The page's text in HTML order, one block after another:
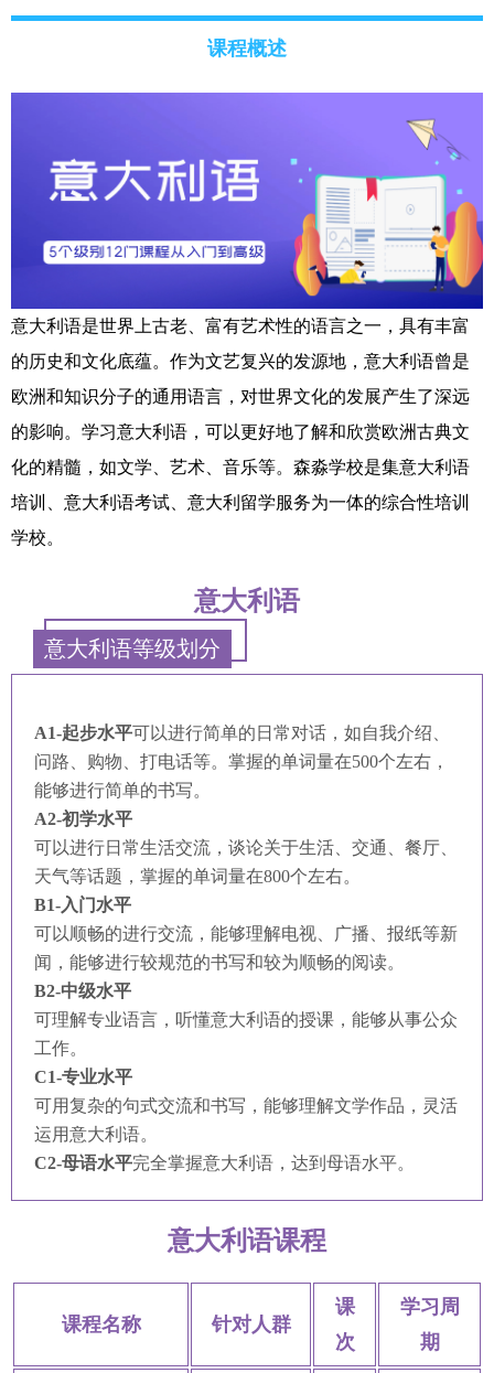
课程概述
意大利语是世界上古老、富有艺术性的语言之一，具有丰富
的历史和文化底蕴。作为文艺复兴的发源地，意大利语曾是
欧洲和知识分子的通用语言，对世界文化的发展产生了深远
的影响。学习意大利语，可以更好地了解和欣赏欧洲古典文
化的精髓，如文学、艺术、音乐等。森淼学校是集意大利语
培训、意大利语考试、意大利留学服务为一体的综合性培训
学校。
意大利语
意大利语等级划分
A1-起步水平可以进行简单的日常对话，如自我介绍、
问路、购物、打电话等。掌握的单词量在500个左右，
能够进行简单的书写。
A2-初学水平
可以进行日常生活交流，谈论关于生活、交通、餐厅、
天气等话题，掌握的单词量在800个左右。
B1-入门水平
可以顺畅的进行交流，能够理解电视、广播、报纸等新
闻，能够进行较规范的书写和较为顺畅的阅读。
B2-中级水平
可理解专业语言，听懂意大利语的授课，能够从事公众
工作。
C1-专业水平
可用复杂的句式交流和书写，能够理解文学作品，灵活
运用意大利语。
C2-母语水平完全掌握意大利语，达到母语水平。
意大利语课程
课程名称 针对人群
课
次
学习周
期